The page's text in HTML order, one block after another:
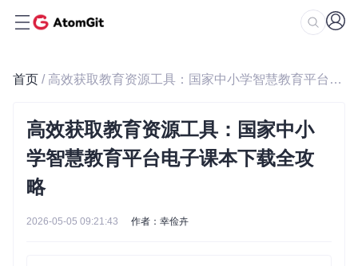
首页 / 高效获取教育资源工具：国家中小学智慧教育平台电子课本下载全攻略
高效获取教育资源工具：国家中小
学智慧教育平台电子课本下载全攻
略
2026-05-05 09:21:43 作者：幸俭卉